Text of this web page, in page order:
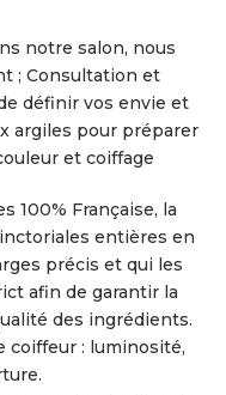
notre salon, nous
; Consultation et
définir vos envie et
argiles pour préparer
et coiffage
100% Française, la
entières en
précis et qui les
afin de garantir la
des ingrédients.
coiffeur : luminosité,